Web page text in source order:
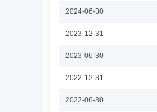
经理。2018年3月至
至2020年10月兼任海
金经理。
理、现金管理部副总监
2019年10月兼任海富
2024-06-30
2023-12-31
2023-06-30
2022-12-31
2022-06-30